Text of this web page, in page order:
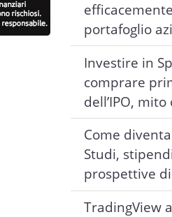
portafoglio
Investire in
comprare
dell’IPO,
Come
Studi,
prospettive
TradingView